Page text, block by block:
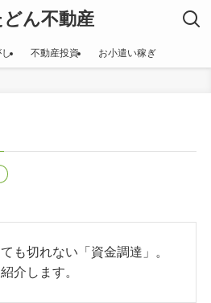
ん不動産
し 不動産投資 お小遣い稼ぎ
も切れない「資金調達」。
介します。